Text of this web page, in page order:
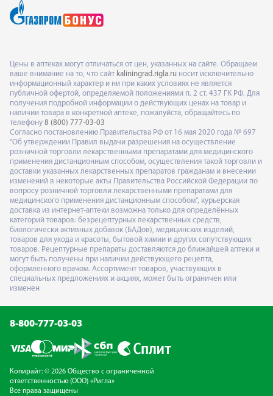
Цены в аптеках могут отличаться от цен, указанных на сайте. Обращаем
ваше внимание на то, что сайт kaliningrad.rigla.ru носит исключительно
информационный характер и ни при каких условиях не является
публичной офертой, определяемой положениями п. 2 ст. 437 ГК РФ. Для
получения подробной информации о действующих ценах на товар и
наличии товара в конкретной аптеке, пожалуйста, обращайтесь по
телефону 8 (800) 777-03-03
Согласно постановлению Правительства РФ от 16 мая 2020 года № 697
"Об утверждении Правил выдачи разрешения на осуществление
розничной торговли лекарственными препаратами для медицинского
применения дистанционным способом, осуществления такой торговли и
доставки указанных лекарственных препаратов гражданам и внесении
изменений в некоторые акты Правительства Российской Федерации по
вопросу розничной торговли лекарственными препаратами для
медицинского применения дистанционным способом", курьерская
доставка из интернет-аптеки возможна только для определённых
категорий товаров: безрецептурных лекарственных средств,
биологически активных добавок (БАДов), медицинских изделий,
товаров для ухода и красоты, бытовой химии и других сопутствующих
товаров. Рецептурные препараты доставляются до ближайшей аптеки и
могут быть получены при наличии действующего рецепта,
оформленного врачом. Ассортимент товаров, участвующих в
специальных предложениях и акциях, может быть ограничен или
изменен
8-800-777-03-03
Копирайт: © 2026 Общество с ограниченной
ответственностью (ООО) «Ригла»
Все права защищены